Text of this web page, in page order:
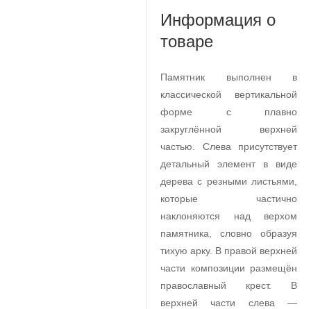
Информация о
товаре
Памятник выполнен в
классической вертикальной
форме с плавно
закруглённой верхней
частью. Слева присутствует
детальный элемент в виде
дерева с резными листьями,
которые частично
наклоняются над верхом
памятника, словно образуя
тихую арку. В правой верхней
части композиции размещён
православный крест. В
верхней части слева —